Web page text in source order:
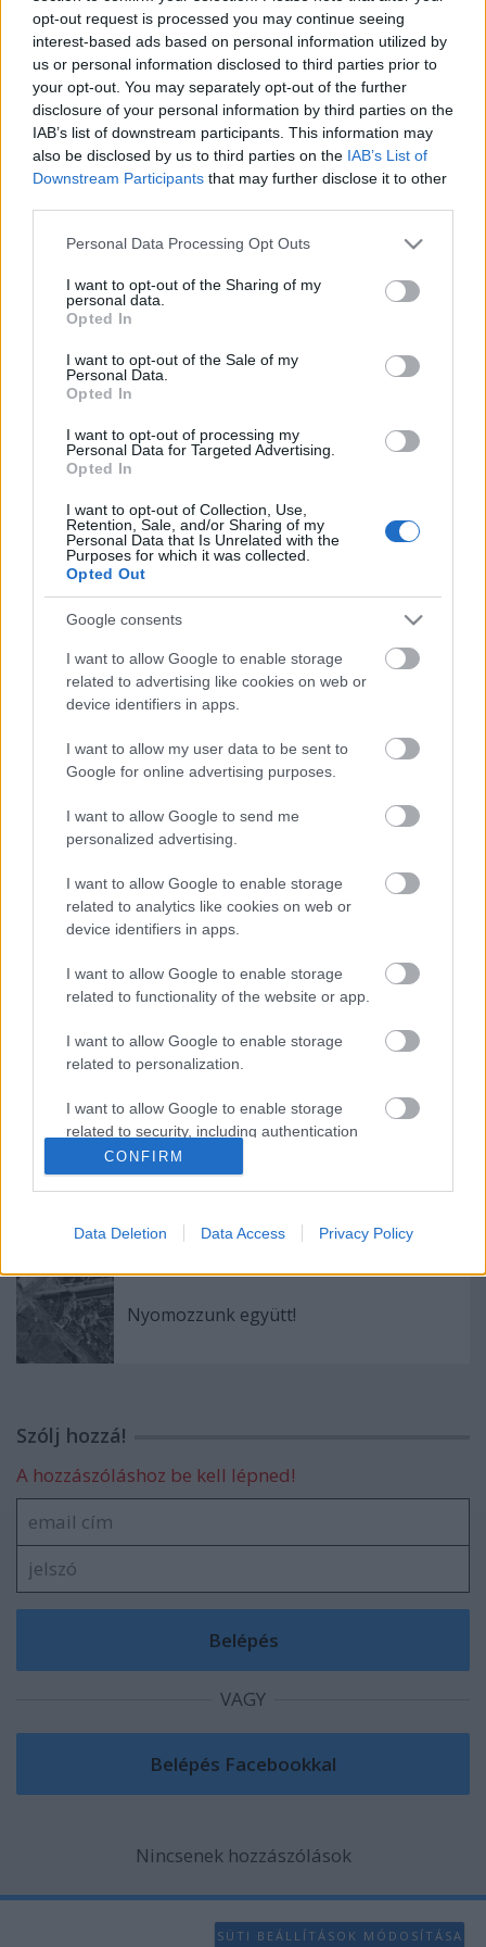
opt-out request is processed you may continue seeing
interest-based ads based on personal information utilized by
us or personal information disclosed to third parties prior to
your opt-out. You may separately opt-out of the further
disclosure of your personal information by third parties on the
IAB’s list of downstream participants. This information may
also be disclosed by us to third parties on the IAB’s List of
Downstream Participants that may further disclose it to other
Please note that this website/app uses one or more Google
not limited to your visit or usage behaviour. You may click to
grant or deny consent to Google and its third-party tags to
use your data for below specified purposes in below Google
consent section.
Personal Data Processing Opt Outs
I want to opt-out of the Sharing of my
personal data.
Opted In
I want to opt-out of the Sale of my
Personal Data.
Opted In
I want to opt-out of processing my
Personal Data for Targeted Advertising.
Opted In
I want to opt-out of Collection, Use,
Retention, Sale, and/or Sharing of my
Personal Data that Is Unrelated with the
Purposes for which it was collected.
Opted Out
Google consents
I want to allow Google to enable storage
related to advertising like cookies on web or
device identifiers in apps.
I want to allow my user data to be sent to
Google for online advertising purposes.
I want to allow Google to send me
personalized advertising.
I want to allow Google to enable storage
related to analytics like cookies on web or
device identifiers in apps.
I want to allow Google to enable storage
related to functionality of the website or app.
I want to allow Google to enable storage
related to personalization.
I want to allow Google to enable storage
related to security, including authentication
functionality and fraud prevention, and other
user protection.
CONFIRM
Data Deletion Data Access Privacy Policy
kötelezettségüket, szem előtt tartva az alábbi
célkitűzéseket:
1. Magyarország területén fellelhető víztornyok
minél szélesebb körű
katalogizálása.
2. Víztornyokkal kapcsolatos információgyűjtés:
- személyes jelenlét:
- fényképek készítése víztoronyok bemutatásához;
- kutató munkálatok:
- történelmük feltárása;
- építésükkel, használatukkal kapcsolatos
dokumentációk felkutatása;
- jövőbeli sorsukkal kapcsolatos információk
beszerzése;
- víztornyokról megjelent publikációk (nyomtatott és
3. A kiemelt építészeti jelentőségű víztornyok
pusztulásának
elérésével.
4. Non-profit szervezet keretein belül olyan
támogatók felkutatása, akik
anyagi támogatást nyújtva hozzájárulnak ezen
kiemelt építészeti jelentőségű
víztornyok állapotának megóvásához, javításához
Pisssz"
vagy elvenni belőle, szerintem írja be a fórumba!
felrakok, aztán majd a többit apránként.
Címkék: budapest margitsziget vízművek víztorony baráti
budapesti városvédő egyesület kilátó galéia
Ajánlott bejegyzések:
A budapesti Függőágybolt –
pihenés a főszereplő
Nyomozzunk együtt!
Szólj hozzá!
A hozzászóláshoz be kell lépned!
VAGY
Nincsenek hozzászólások
SÜTI BEÁLLÍTÁSOK MÓDOSÍTÁSA